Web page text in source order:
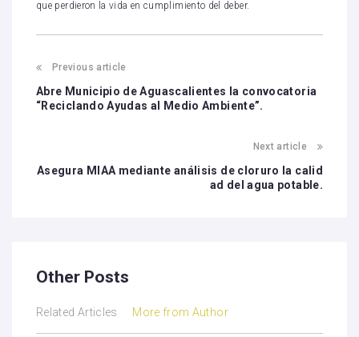
que perdieron la vida en cumplimiento del deber.
Previous article
Abre Municipio de Aguascalientes la convocatoria
“Reciclando Ayudas al Medio Ambiente”.
Next article
Asegura MIAA mediante análisis de cloruro la calid
ad del agua potable.
Other Posts
Related Articles More from Author